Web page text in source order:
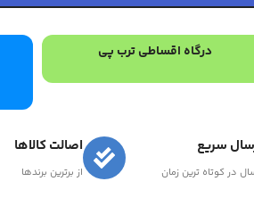
درگاه اقساطی ترب پی
سریع
در کوتاه ترین زمان
اصالت کالاها
از برترین برندها